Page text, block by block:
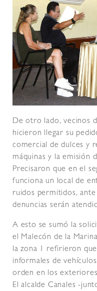
De otro lado, vecinos
hicieron llegar su
comercial de dulces y
máquinas y la emisión
Precisaron que en el
funciona un local de
ruidos permitidos, ante
denuncias serán
A esto se sumó la
el Malecón de la
la zona 1 refirieron
informales de
orden en los
El alcalde Canales -